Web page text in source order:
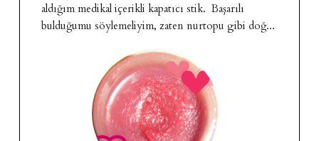
aldığım medikal içerikli kapatıcı stik. Başarılı
bulduğumu söylemeliyim, zaten nurtopu gibi doğ...